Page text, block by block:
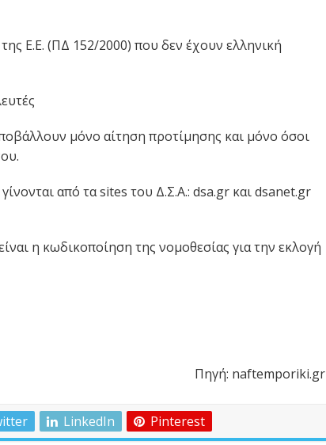
Ε.Ε. (ΠΔ 152/2000) που δεν έχουν ελληνική
μόνο αίτηση προτίμησης και μόνο όσοι
από τα sites του Δ.Σ.Α.: dsa.gr και dsanet.gr
η κωδικοποίηση της νομοθεσίας για την εκλογή
Πηγή: naftemporiki.gr
LinkedIn Pinterest